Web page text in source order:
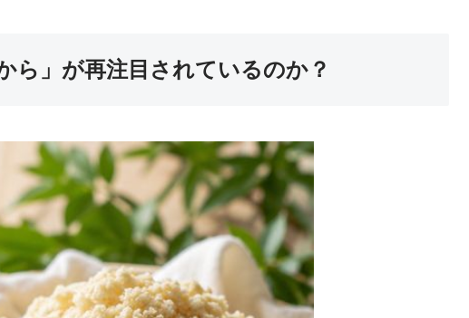
ら」が再注目されているのか？